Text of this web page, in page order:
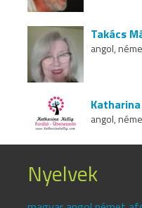
Takács
angol,
angol,
Nyelvek